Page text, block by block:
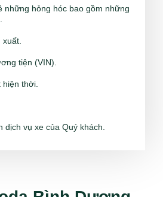
những hỏng hóc bao gồm những
tiện (VIN).
thời.
dịch vụ xe của Quý khách.